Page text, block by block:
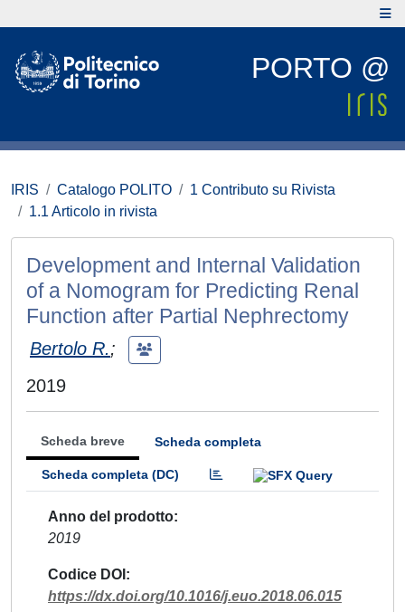
PORTO @
IRIS Catalogo POLITO
1 Contributo su Rivista
1.1 Articolo in rivista
Development and Internal Validation
of a Nomogram for Predicting Renal
Function after Partial Nephrectomy
Bertolo R.;
2019
Scheda breve Scheda completa
Scheda completa (DC)
Anno del prodotto
2019
Codice DOI
https://dx.doi.org/10.1016/j.euo.2018.06.015